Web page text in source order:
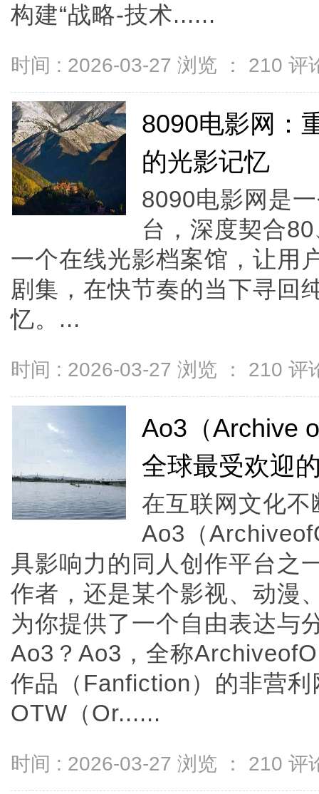
构建“战略-技术......
时间 : 2026-03-27 浏览 ： 210 评
8090电影网：
的光影记忆
8090电影网是
台，深度契合
一个在线光影档案馆，让用
剧集，在快节奏的当下寻回
忆。...
时间 : 2026-03-27 浏览 ： 210 评
Ao3（Archive
全球最受欢迎
在互联网文化
Ao3（
具影响力的同人创作平台之
作者，还是某个影视、动漫
为你提供了一个自由表达与
Ao3？Ao3，全称
作品（Fanfiction）的非营
OTW（Or......
时间 : 2026-03-27 浏览 ： 210 评